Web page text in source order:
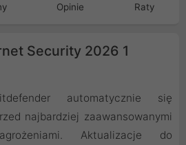
Opinie Raty
Security 2026 1
automatycznie się
najbardziej zaawansowanymi
Aktualizacje do